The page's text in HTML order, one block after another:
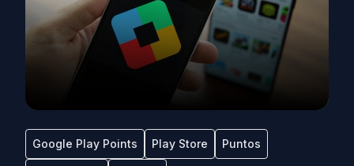
Google Play Points Play Store Puntos